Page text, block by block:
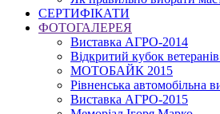
СЕРТИФІКАТИ
ФОТОГАЛЕРЕЯ
Виставка АГРО-2014
Відкритий кубок ветеранів
МОТОБАЙК 2015
Рівненська автомобільна
Виставка АГРО-2015